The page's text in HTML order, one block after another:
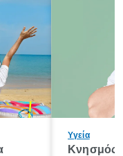
Υγεία
Κνησμός: